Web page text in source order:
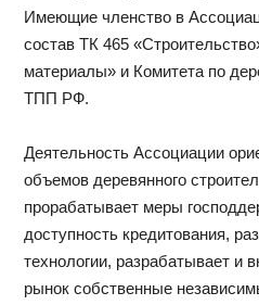
Имеющие членство в
состав ТК 465
материалы» и Комитета по
ТПП РФ.
Деятельность Ассоциации
объемов деревянного
прорабатывает меры
доступность кредитования,
технологии, разрабатывает и
рынок собственные